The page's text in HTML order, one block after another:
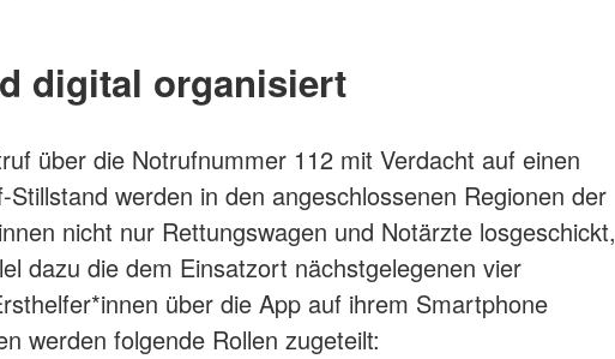
digital organisiert
über die Notrufnummer 112 mit Verdacht auf einen
Stillstand werden in den angeschlossenen Regionen der
nicht nur Rettungswagen und Notärzte losgeschickt,
dazu die dem Einsatzort nächstgelegenen vier
über die App auf ihrem Smartphone
werden folgende Rollen zugeteilt: